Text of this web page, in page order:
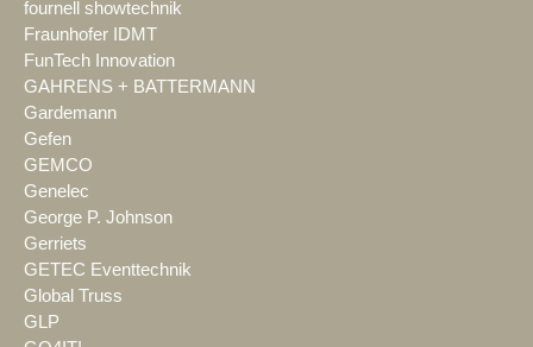
fournell showtechnik
Fraunhofer IDMT
FunTech Innovation
GAHRENS + BATTERMANN
Gardemann
Gefen
GEMCO
Genelec
George P. Johnson
Gerriets
GETEC Eventtechnik
Global Truss
GLP